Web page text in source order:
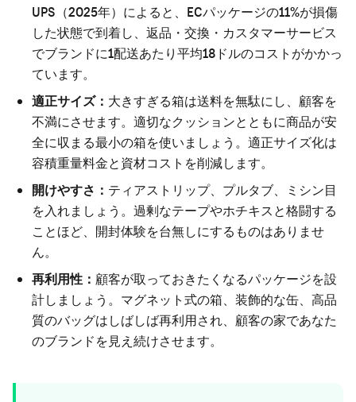
UPS（2025年）によると、ECパッケージの11%が損傷
した状態で到着し、返品・交換・カスタマーサービス
でブランドに1配送あたり平均18ドルのコストがかかっ
ています。
適正サイズ： 大きすぎる箱は送料を無駄にし、顧客を
不満にさせます。適切なクッションとともに商品が安
全に収まる最小の箱を使いましょう。適正サイズ化は
容積重量料金と資材コストを削減します。
開けやすさ： ティアストリップ、プルタブ、ミシン目
を入れましょう。過剰なテープやホチキスと格闘する
ことほど、開封体験を台無しにするものはありませ
ん。
再利用性： 顧客が取っておきたくなるパッケージを設
計しましょう。マグネット式の箱、装飾的な缶、高品
質のバッグはしばしば再利用され、顧客の家であなた
のブランドを見え続けさせます。